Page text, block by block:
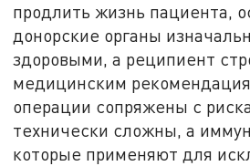
продлить жизнь пациента,
донорские органы
здоровыми, а реципиент
медицинским
операции сопряжены с
технически сложны, а
которые применяют для